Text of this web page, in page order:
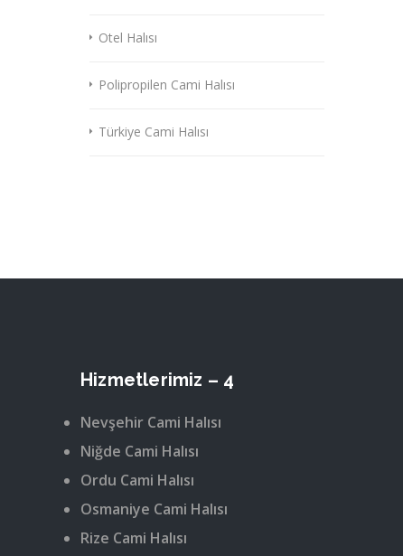
Otel Halısı
Polipropilen Cami Halısı
Türkiye Cami Halısı
Hizmetlerimiz – 4
Nevşehir Cami Halısı
Niğde Cami Halısı
Ordu Cami Halısı
Osmaniye Cami Halısı
Rize Cami Halısı